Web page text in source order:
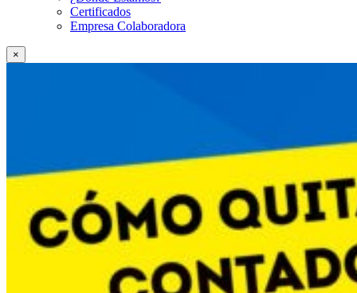
Certificados
Empresa Colaboradora
×